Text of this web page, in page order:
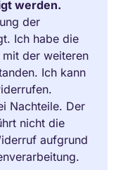
werden.
der
Ich habe die
der weiteren
Ich kann
Nachteile. Der
nicht die
aufgrund